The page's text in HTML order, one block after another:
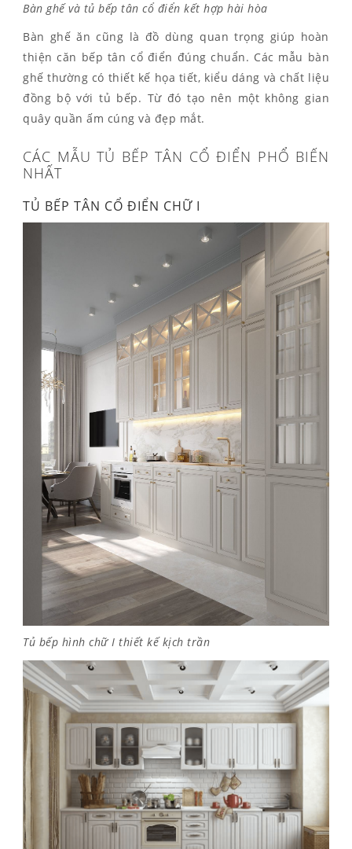
Bàn ghế và tủ bếp tân cổ điển kết hợp hài hòa
Bàn ghế ăn cũng là đồ dùng quan trọng giúp hoàn
thiện căn bếp tân cổ điển đúng chuẩn. Các mẫu bàn
ghế thường có thiết kế họa tiết, kiểu dáng và chất liệu
đồng bộ với tủ bếp. Từ đó tạo nên một không gian
quây quần ấm cúng và đẹp mắt.
CÁC MẪU TỦ BẾP TÂN CỔ ĐIỂN PHỔ BIẾN
NHẤT
TỦ BẾP TÂN CỔ ĐIỂN CHỮ I
Tủ bếp hình chữ I thiết kế kịch trần